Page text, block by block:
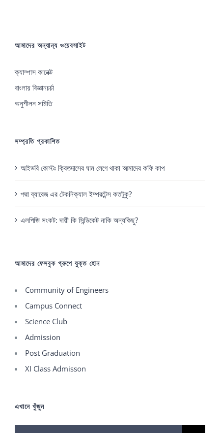
আমাদের অন্যান্য ওয়েবসাইট
ক্যাম্পাস কানেক্ট
বাংলায় বিজ্ঞানচর্চা
অনুশীলন সমিতি
সম্প্রতি প্রকাশিত
আইভরি কোস্টঃ ক্রিতদাসের ঘাম লেগে থাকা আমাদের কফি কাপ
পদ্মা ব্যারেজ এর টেকনিক্যাল ইম্পরটেন্স কতটুকু?
এলপিজি সংকট: দায়ী কি সিন্ডিকেট নাকি অন্যকিছু?
আমাদের ফেসবুক গ্রুপে যুক্ত হোন
Community of Engineers
Campus Connect
Science Club
Admission
Post Graduation
XI Class Admisson
এখানে খুঁজুন